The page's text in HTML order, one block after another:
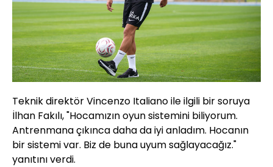
Teknik direktör Vincenzo Italiano ile ilgili bir soruya
İlhan Fakılı, "Hocamızın oyun sistemini biliyorum.
Antrenmana çıkınca daha da iyi anladım. Hocanın
bir sistemi var. Biz de buna uyum sağlayacağız."
yanıtını verdi.